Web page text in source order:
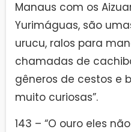
Manaus com os
Yurimáguas, são
urucu, ralos para
chamadas de
gêneros de cestos e
muito curiosas”.
143 – “O ouro eles